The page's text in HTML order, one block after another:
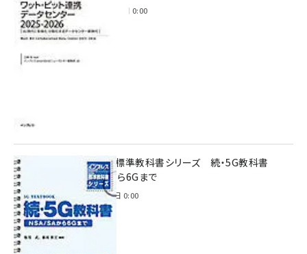
2025年11月28日 0:00
インプレス標準教科書シリーズ 続・5G教科書
NSA/SAから6Gまで
2023年4月3日 0:00